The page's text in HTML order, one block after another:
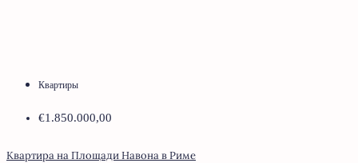
Квартиры
€1.850.000,00
Квартира на Площади Навона в Риме